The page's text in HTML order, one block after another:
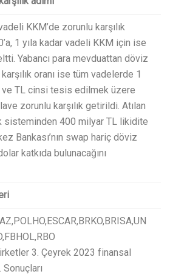
KKM’de zorunlu karşılık
1 yıla kadar vadeli KKM için ise
Yabancı para mevduattan döviz
oranı ise tüm vadelerde 1
ve TL cinsi tesis edilmek üzere
zorunlu karşılık getirildi. Atılan
sisteminden 400 milyar TL likidite
Bankası’nın swap hariç döviz
katkıda bulunacağını
3. Çeyrek 2023 finansal
Sonuçları